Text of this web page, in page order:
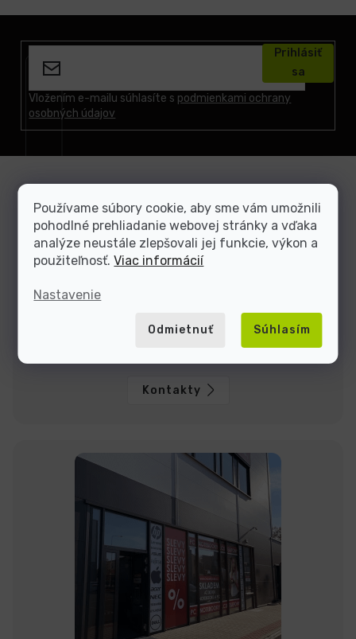
Používame súbory cookie, aby sme vám umožnili
pohodlné prehliadanie webovej stránky a vďaka
analýze neustále zlepšovali jej funkcie, výkon a
použiteľnosť.Viac informácií
Nastavenie
Odmietnuť Súhlasím
Vložením e-mailu súhlasíte s podmienkami ochrany
osobných údajov
Prihlásiť
sa
Zákaznícka podpora
Sme tu, keď si neviete rady
Sme tu do
Kontakty